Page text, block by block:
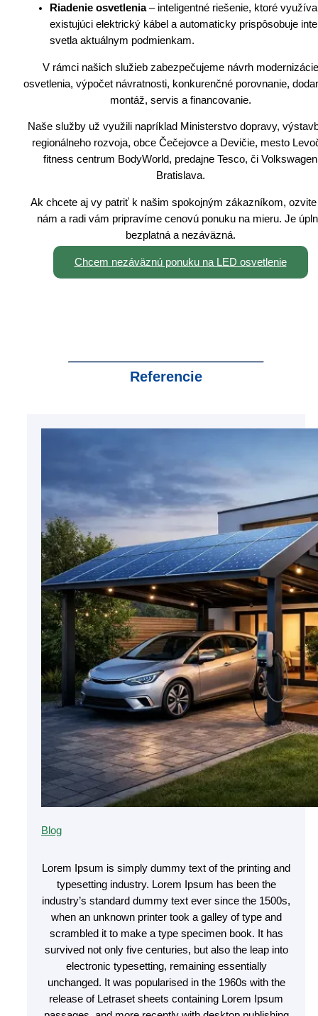
Riadenie osvetlenia– inteligentné riešenie, ktoré využíva
existujúci elektrický kábel a automaticky prispôsobuje
svetla aktuálnym podmienkam.
V rámci našich služieb zabezpečujeme návrh modernizácie
osvetlenia, výpočet návratnosti, konkurenčné porovnanie,
montáž, servis a financovanie.
Naše služby už využili napríklad Ministerstvo dopravy,
regionálneho rozvoja, obce Čečejovce a Devičie, mesto
fitness centrum BodyWorld, predajne Tesco, či Volkswagen
Bratislava.
Ak chcete aj vy patriť k našim spokojným zákazníkom,
nám a radi vám pripravíme cenovú ponuku na mieru. Je
bezplatná a nezáväzná.
Chcem nezáväznú ponuku na LED osvetlenie
Referencie
Blog
Lorem Ipsum is simply dummy text of the printing and
typesetting industry. Lorem Ipsum has been the
industry’s standard dummy text ever since the 1500s,
when an unknown printer took a galley of type and
scrambled it to make a type specimen book. It has
survived not only five centuries, but also the leap into
electronic typesetting, remaining essentially
unchanged. It was popularised in the 1960s with the
release of Letraset sheets containing Lorem Ipsum